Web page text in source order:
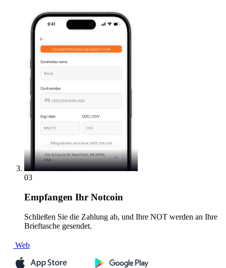
03
Empfangen Ihr Notcoin
Schließen Sie die Zahlung ab, und Ihre NOT werden an Ihre
Brieftasche gesendet.
Web